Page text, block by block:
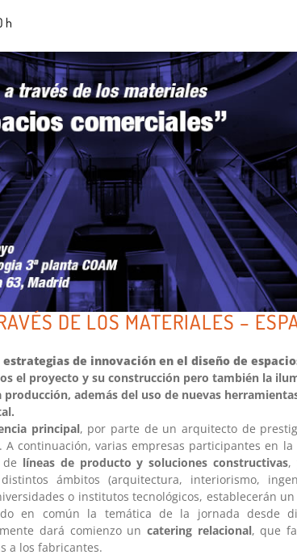
h
DE LOS MATERIALES –
estrategias de innovación en el diseño de
el proyecto y su construcción pero también la
además del uso de nuevas
principal, por parte de un arquitecto de
continuación, varias empresas participantes en la
líneas de producto y soluciones constructivas,
ámbitos (arquitectura, interiorismo,
o institutos tecnológicos, establecerán
en común la temática de la jornada desde
dará comienzo un catering relacional, que
a los fabricantes.